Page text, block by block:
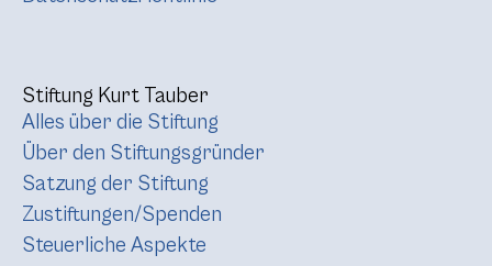
Stiftung Kurt Tauber
Alles über die Stiftung
Über den Stiftungsgründer
Satzung der Stiftung
Zustiftungen/Spenden
Steuerliche Aspekte